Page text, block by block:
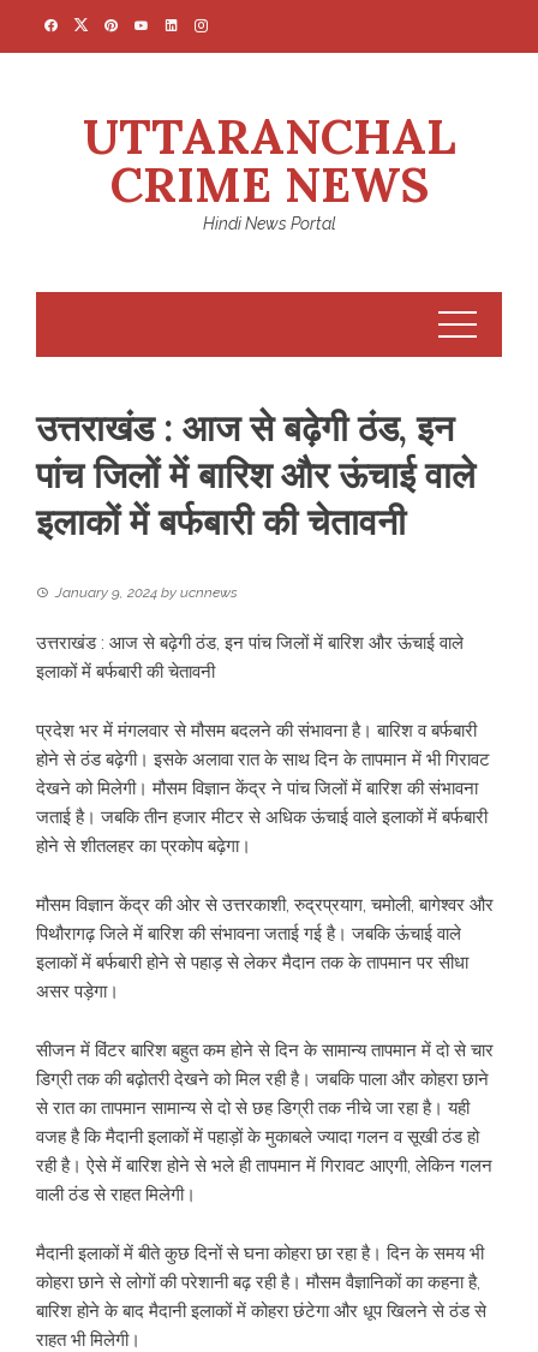
UTTARANCHAL
CRIME NEWS
Hindi News Portal
उत्तराखंड : आज से बढ़ेगी ठंड, इन
पांच जिलों में बारिश और ऊंचाई वाले
इलाकों में बर्फबारी की चेतावनी
January 9, 2024 by ucnnews
उत्तराखंड : आज से बढ़ेगी ठंड, इन पांच जिलों में बारिश और ऊंचाई वाले
इलाकों में बर्फबारी की चेतावनी
प्रदेश भर में मंगलवार से मौसम बदलने की संभावना है। बारिश व बर्फबारी
होने से ठंड बढ़ेगी। इसके अलावा रात के साथ दिन के तापमान में भी गिरावट
देखने को मिलेगी। मौसम विज्ञान केंद्र ने पांच जिलों में बारिश की संभावना
जताई है। जबकि तीन हजार मीटर से अधिक ऊंचाई वाले इलाकों में बर्फबारी
होने से शीतलहर का प्रकोप बढ़ेगा।
मौसम विज्ञान केंद्र की ओर से उत्तरकाशी, रुद्रप्रयाग, चमोली, बागेश्वर और
पिथौरागढ़ जिले में बारिश की संभावना जताई गई है। जबकि ऊंचाई वाले
इलाकों में बर्फबारी होने से पहाड़ से लेकर मैदान तक के तापमान पर सीधा
असर पड़ेगा।
सीजन में विंटर बारिश बहुत कम होने से दिन के सामान्य तापमान में दो से चार
डिग्री तक की बढ़ोतरी देखने को मिल रही है। जबकि पाला और कोहरा छाने
से रात का तापमान सामान्य से दो से छह डिग्री तक नीचे जा रहा है। यही
वजह है कि मैदानी इलाकों में पहाड़ों के मुकाबले ज्यादा गलन व सूखी ठंड हो
रही है। ऐसे में बारिश होने से भले ही तापमान में गिरावट आएगी, लेकिन गलन
वाली ठंड से राहत मिलेगी।
मैदानी इलाकों में बीते कुछ दिनों से घना कोहरा छा रहा है। दिन के समय भी
कोहरा छाने से लोगों की परेशानी बढ़ रही है। मौसम वैज्ञानिकों का कहना है,
बारिश होने के बाद मैदानी इलाकों में कोहरा छंटेगा और धूप खिलने से ठंड से
राहत भी मिलेगी।